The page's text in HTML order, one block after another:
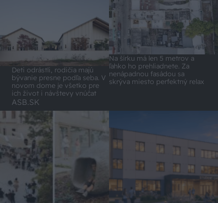
Deti odrástli, rodičia majú
bývanie presne podľa seba. V
novom dome je všetko pre
ich život i návštevy vnúčat
Na šírku má len 5 metrov a
ľahko ho prehliadnete. Za
nenápadnou fasádou sa
skrýva miesto perfektný relax
ASB.SK